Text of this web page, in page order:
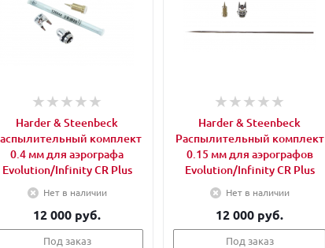
Harder & Steenbeck
комплект
0.4 мм для аэрографа
Evolution/Infinity CR Plus
Нет в наличии
12 000 руб.
Под заказ
Harder & Steenbeck
Распылительный комплект
0.15 мм для аэрографов
Evolution/Infinity CR Plus
Нет в наличии
12 000 руб.
Под заказ